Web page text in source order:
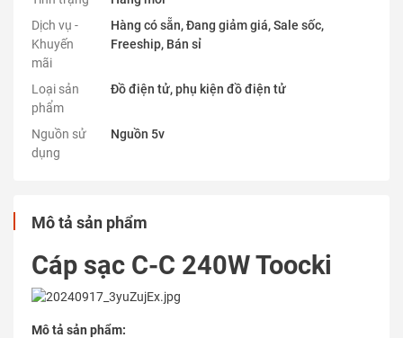
Dịch vụ -
Khuyến
mãi
Hàng có sẵn, Đang giảm giá, Sale sốc,
Freeship, Bán sỉ
Loại sản
phẩm
Đồ điện tử, phụ kiện đồ điện tử
Nguồn sử
dụng
Nguồn 5v
Mô tả sản phẩm
Cáp sạc C-C 240W Toocki
Mô tả sản phẩm: